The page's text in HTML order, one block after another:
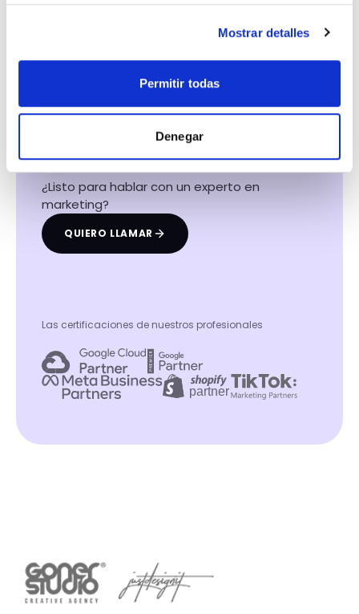
Mostrar detalles
Permitir todas
Denegar
Hacemos que tu
negocio crezca con el
marketing digital
¿Listo para hablar con un experto en
marketing?
QUIERO LLAMAR
Las certificaciones de nuestros profesionales